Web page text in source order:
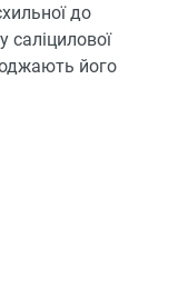
до
саліцилової
його